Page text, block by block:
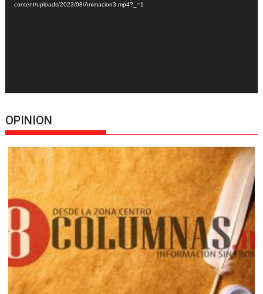
content/uploads/2023/08/Animacion3.mp4?_=1
OPINION